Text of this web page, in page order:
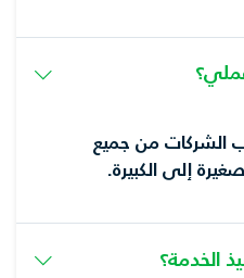
الشركات من جميع
إلى الكبيرة.
الخدمة؟